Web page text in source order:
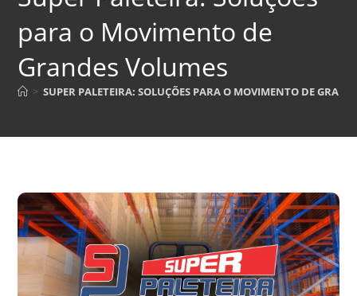
para o Movimento de
Grandes Volumes
> SUPER PALETEIRA: SOLUÇÕES PARA O MOVIMENTO DE